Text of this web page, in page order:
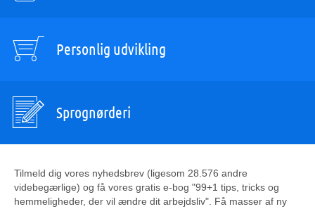
Personlig udvikling
Sprognørderi
Tilmeld dig vores nyhedsbrev (ligesom 28.576 andre
videbegærlige) og få vores gratis e-bog "99+1 tips, tricks og
hemmeligheder, der vil ændre dit arbejdsliv". Få masser af ny